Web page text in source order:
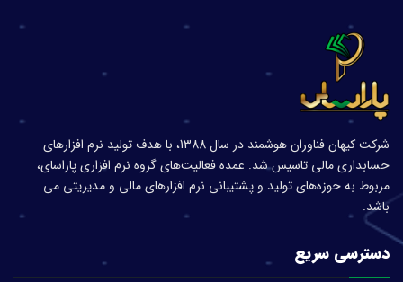
شرکت کیهان فناوران هوشمند در سال 1388، با هدف تولید نرم افزار‌های
حسابداری مالی تاسیس شد. عمده فعالیت‌های گروه نرم افزاری پاراسای،
مربوط به حوزه‌های تولید و پشتیبانی نرم افزارهای مالی و مدیریتی می
باشد.
دسترسی سریع